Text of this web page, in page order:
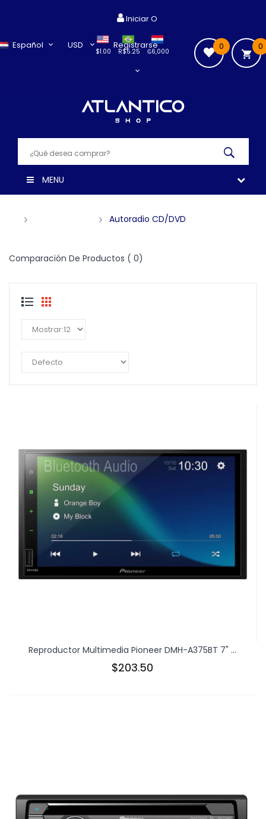
Español USD
$1.00 ₲6,000
R$5.25
Iniciar O
Registrarse 0
0
MENU
Autoradio CD/DVD
Comparación De Productos ( 0)
Reproductor Multimedia Pioneer DMH-A375BT 7" ...
$203.50